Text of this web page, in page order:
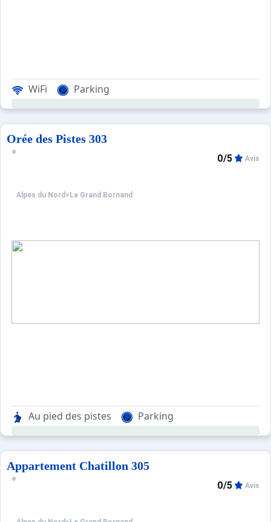
WiFi Parking
Orée des Pistes 303
Alpes du Nord > Le Grand Bornand
0/5 Avis
Au pied des pistes Parking
Appartement Chatillon 305
0/5 Avis